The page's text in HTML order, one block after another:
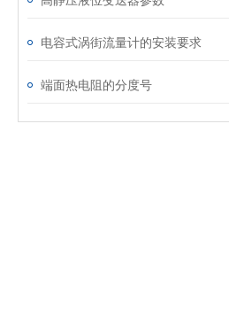
电容式涡街流量计的安装要求
端面热电阻的分度号